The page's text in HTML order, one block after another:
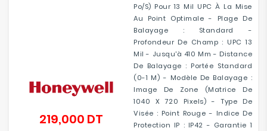
Po/s) Pour 13 Mil UPC À La Mise
Au Point Optimale - Plage De
Balayage : Standard -
Profondeur De Champ : UPC 13
Mil - Jusqu'à 410 Mm - Distance
De Balayage : Portée Standard
(0-1 M) - Modèle De Balayage :
Image De Zone (matrice De
1040 X 720 Pixels) - Type De
Visée : Point Rouge - Indice De
Protection IP : IP42 - Garantie 1
219,000 DT